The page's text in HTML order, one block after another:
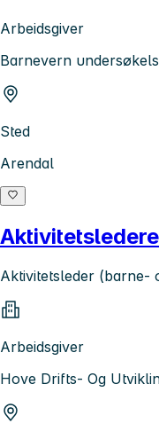
Arbeidsgiver
Barnevern
Sted
Arendal
Aktivitetsledere
Aktivitetsleder (barne-
Arbeidsgiver
Hove Drifts- Og